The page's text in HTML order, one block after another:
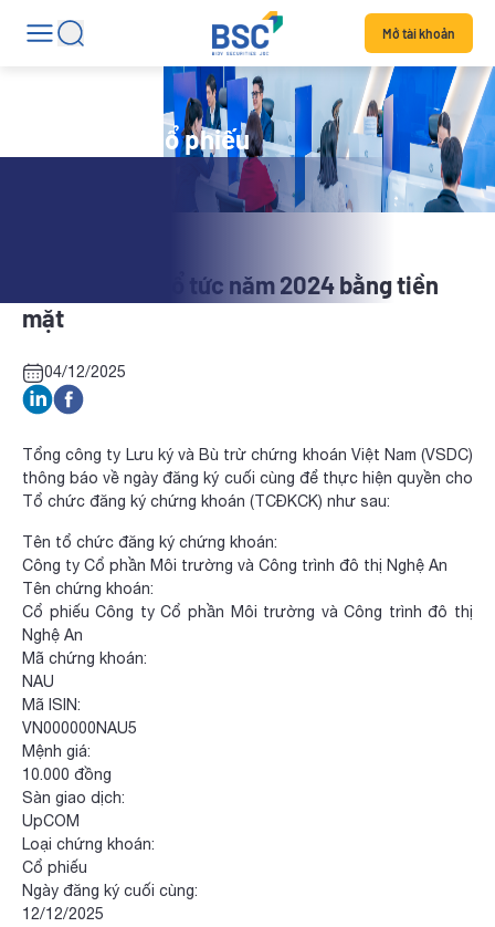
Mở tài khoản
Tin tức mã cổ phiếu
NAU: Chi trả cổ tức năm 2024 bằng tiền
mặt
04/12/2025
Tổng công ty Lưu ký và Bù trừ chứng khoán Việt Nam (VSDC)
thông báo về ngày đăng ký cuối cùng để thực hiện quyền cho
Tổ chức đăng ký chứng khoán (TCĐKCK) như sau:
Tên tổ chức đăng ký chứng khoán:
Công ty Cổ phần Môi trường và Công trình đô thị Nghệ An
Tên chứng khoán:
Cổ phiếu Công ty Cổ phần Môi trường và Công trình đô thị
Nghệ An
Mã chứng khoán:
NAU
Mã ISIN:
VN000000NAU5
Mệnh giá:
10.000 đồng
Sàn giao dịch:
UpCOM
Loại chứng khoán:
Cổ phiếu
Ngày đăng ký cuối cùng:
12/12/2025